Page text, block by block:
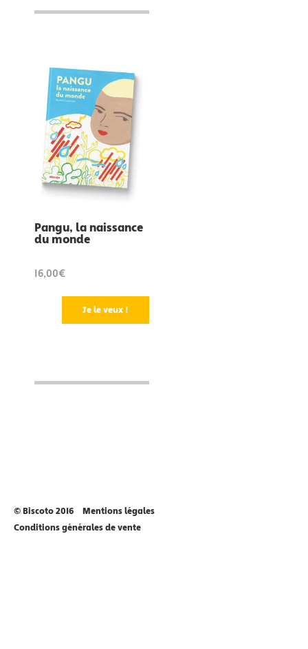
Pangu, la naissance
du monde
16,00€
Je le veux !
© Biscoto 2016
Mentions légales
Conditions générales de vente